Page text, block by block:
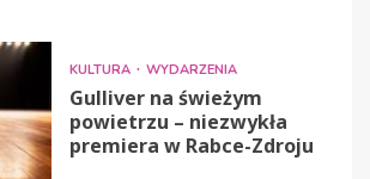
KULTURA WYDARZENIA
Gulliver na świeżym
powietrzu – niezwykła
premiera w Rabce-Zdroju